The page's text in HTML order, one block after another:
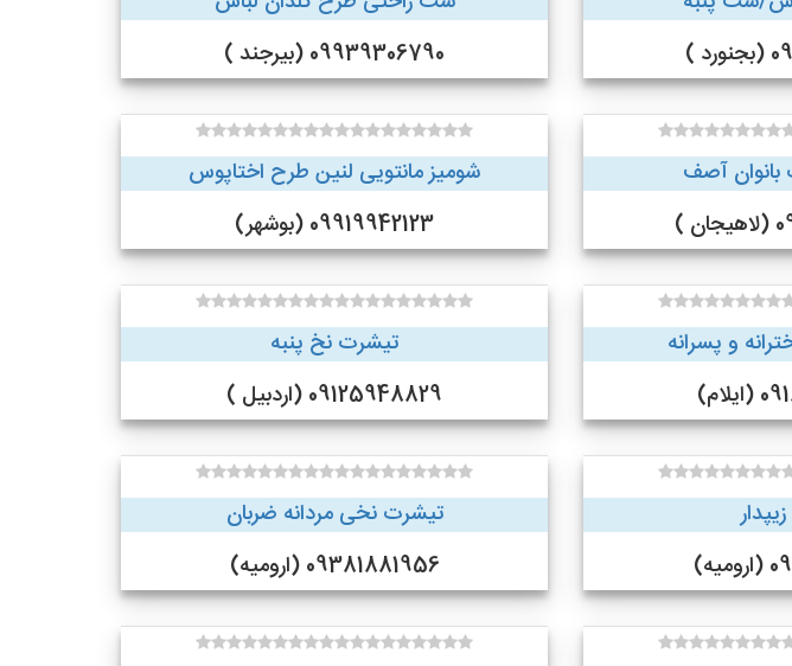
)
09939306790 (بیرجند )
آصف
)
شومیز مانتویی لنین طرح اختاپوس
09919942123 (بوشهر)
و پسرانه
تیشرت نخ پنبه
09125948829 (اردبیل )
تیشرت نخی مردانه ضربان
09381881956 (ارومیه)